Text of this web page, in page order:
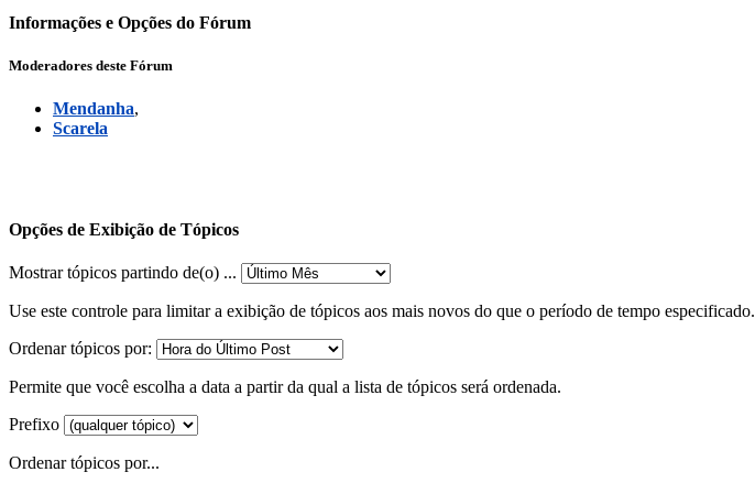
Informações e Opções do Fórum
Moderadores deste Fórum
Mendanha,
Scarela
Opções de Exibição de Tópicos
Mostrar tópicos partindo de(o) ...
Use este controle para limitar a exibição de tópicos aos mais novos do que o período de tempo especificado.
Ordenar tópicos por:
Permite que você escolha a data a partir da qual a lista de tópicos será ordenada.
Prefixo
Ordenar tópicos por...